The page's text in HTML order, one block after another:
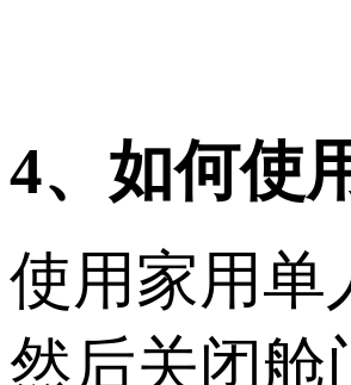
4、如何使
使用家用单
然后关闭舱